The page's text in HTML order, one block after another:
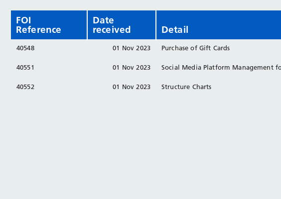
FOI
Reference
Date
received
Detail
40548 01 Nov 2023 Purchase of Gift Cards
40551 01 Nov 2023 Social Media Platform Management
40552 01 Nov 2023 Structure Charts